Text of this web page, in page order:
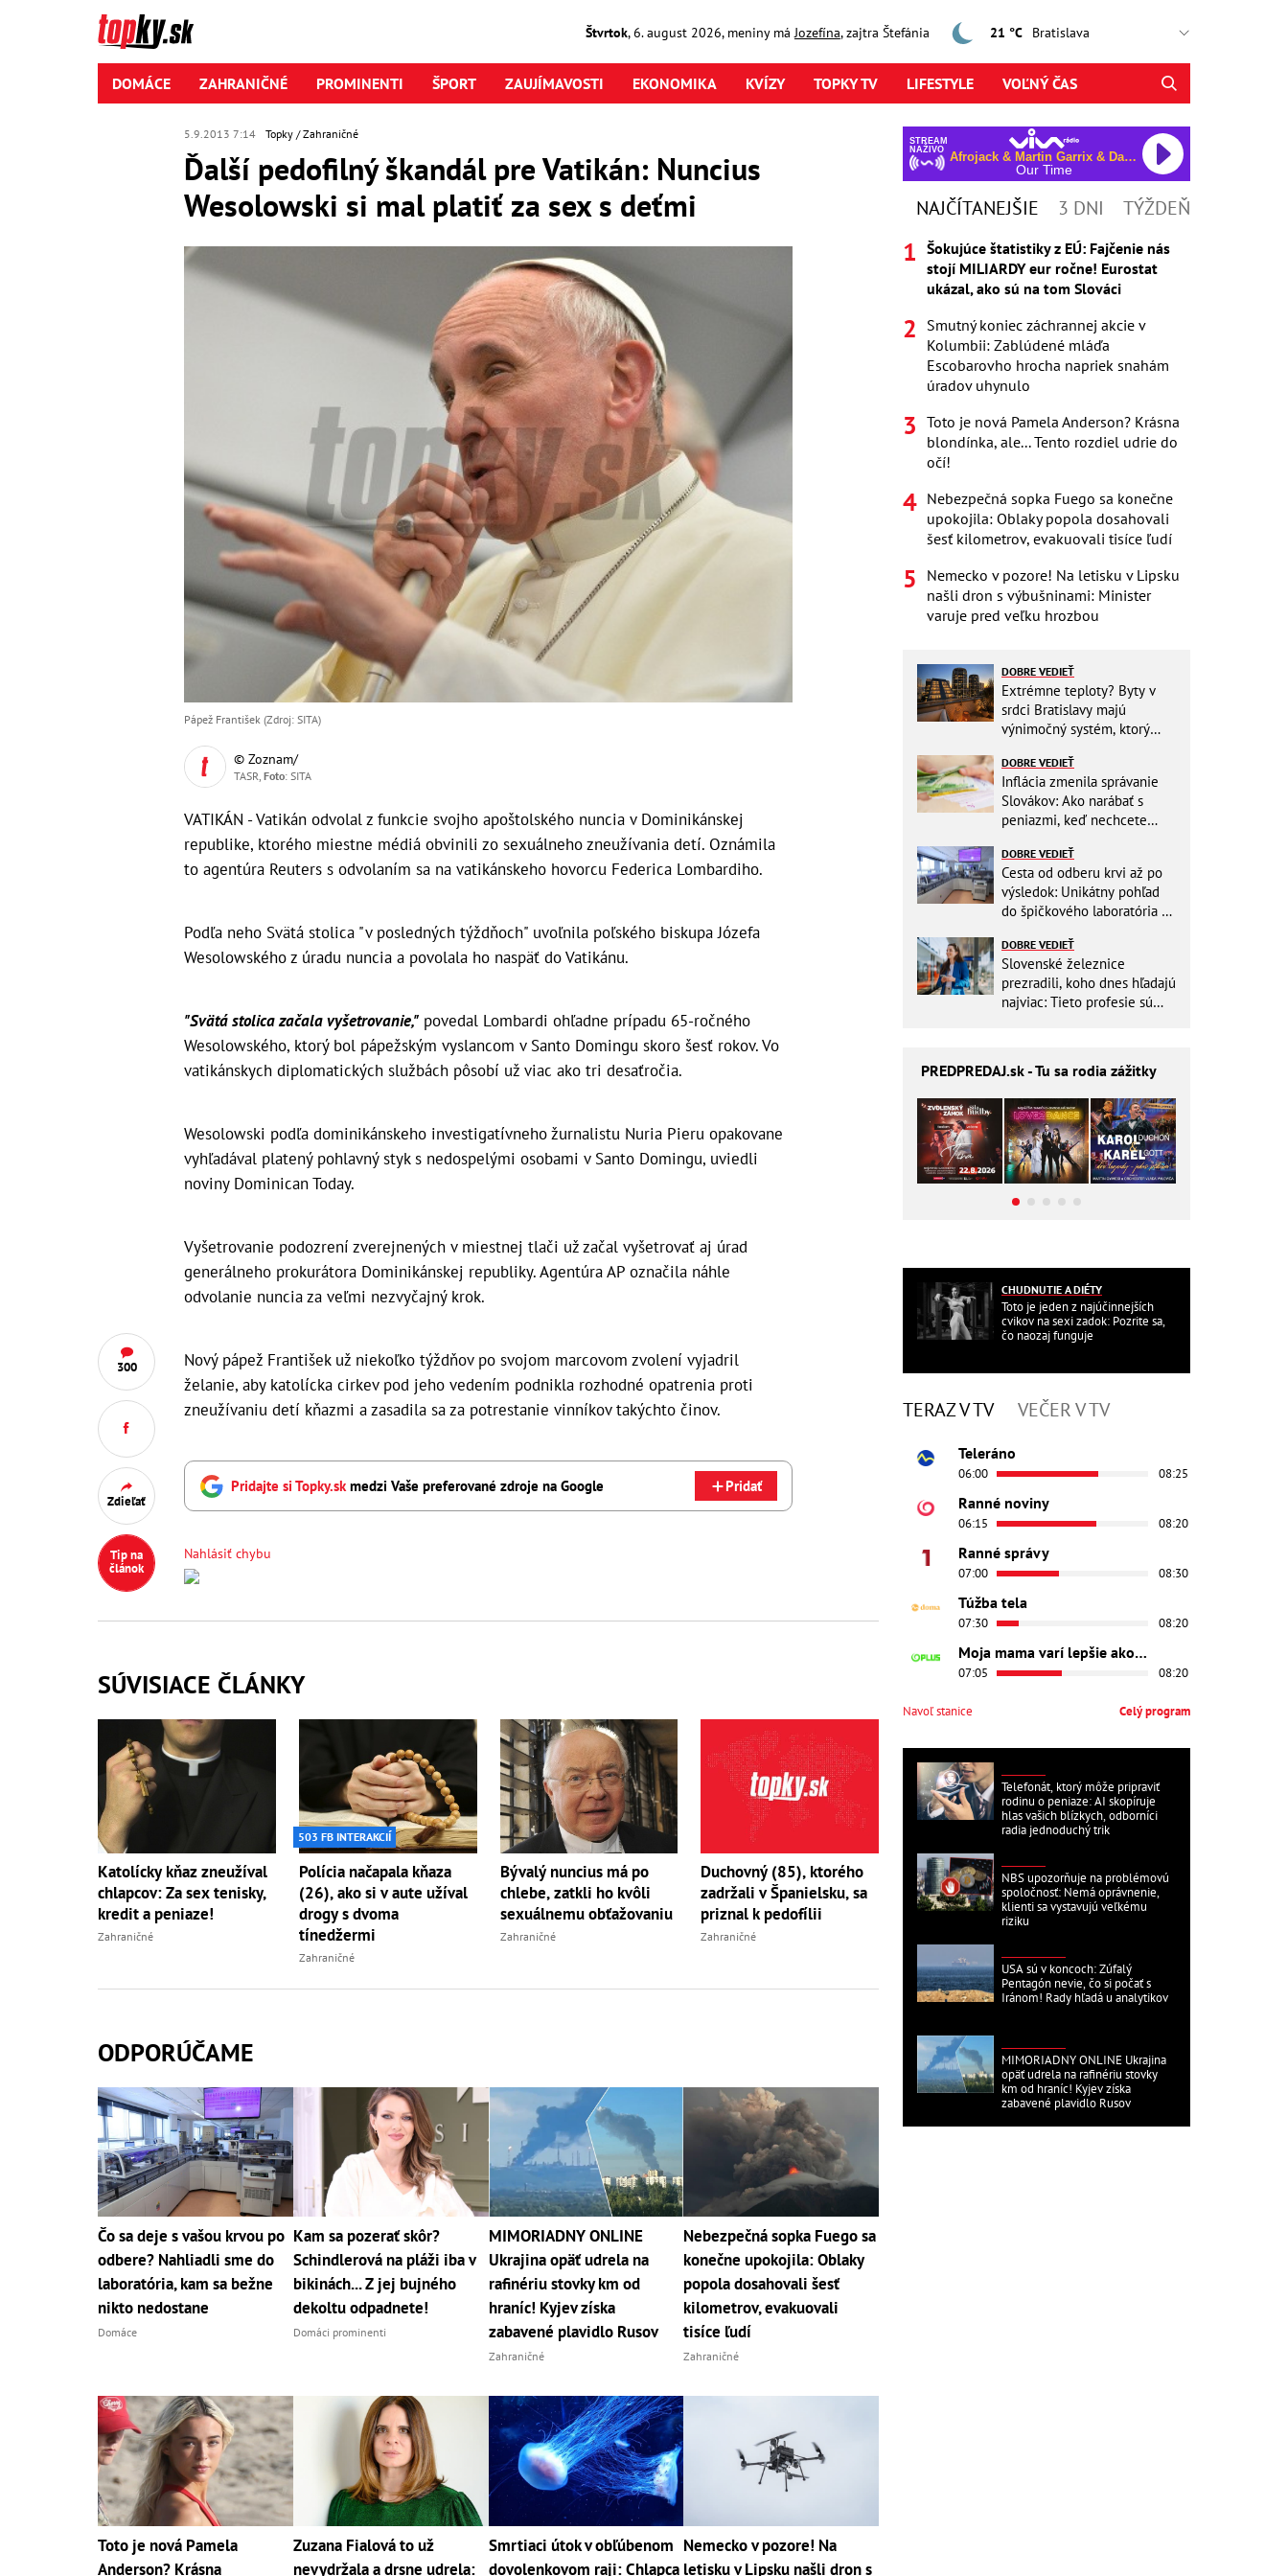
Štvrtok,6. august2026, meniny má Jozefína, zajtra Štefánia 21 °C
DOMÁCE ZAHRANIČNÉ PROMINENTI ŠPORT ZAUJÍMAVOSTI EKONOMIKA KVÍZY TOPKY TV LIFESTYLE VOĽNÝ ČAS
5.9.2013 7:14 Topky Zahraničné
Ďalší pedofilný škandál pre Vatikán: Nuncius
Wesolowski si mal platiť za sex s deťmi
300
Zdieľať
Tip na
článok
Pápež František (Zdroj: SITA)
© Zoznam/
TASR, Foto: SITA
VATIKÁN - Vatikán odvolal z funkcie svojho apoštolského nuncia v Dominikánskej
republike, ktorého miestne médiá obvinili zo sexuálneho zneužívania detí. Oznámila
to agentúra Reuters s odvolaním sa na vatikánskeho hovorcu Federica Lombardiho.
Podľa neho Svätá stolica "v posledných týždňoch" uvoľnila poľského biskupa Józefa
Wesolowského z úradu nuncia a povolala ho naspäť do Vatikánu.
"Svätá stolica začala vyšetrovanie," povedal Lombardi ohľadne prípadu 65-ročného
Wesolowského, ktorý bol pápežským vyslancom v Santo Domingu skoro šesť rokov. Vo
vatikánskych diplomatických službách pôsobí už viac ako tri desaťročia.
Wesolowski podľa dominikánskeho investigatívneho žurnalistu Nuria Pieru opakovane
vyhľadával platený pohlavný styk s nedospelými osobami v Santo Domingu, uviedli
noviny Dominican Today.
Vyšetrovanie podozrení zverejnených v miestnej tlači už začal vyšetrovať aj úrad
generálneho prokurátora Dominikánskej republiky. Agentúra AP označila náhle
odvolanie nuncia za veľmi nezvyčajný krok.
Nový pápež František už niekoľko týždňov po svojom marcovom zvolení vyjadril
želanie, aby katolícka cirkev pod jeho vedením podnikla rozhodné opatrenia proti
zneužívaniu detí kňazmi a zasadila sa za potrestanie vinníkov takýchto činov.
Pridajte si Topky.sk medzi Vaše preferované zdroje na Google Pridať
Nahlásiť chybu
SÚVISIACE ČLÁNKY
Katolícky kňaz zneužíval
chlapcov: Za sex tenisky,
kredit a peniaze!
Zahraničné
503 FB INTERAKCIÍ
Polícia načapala kňaza
(26), ako si v aute užíval
drogy s dvoma
tínedžermi
Zahraničné
Bývalý nuncius má po
chlebe, zatkli ho kvôli
sexuálnemu obťažovaniu
Zahraničné
Duchovný (85), ktorého
zadržali v Španielsku, sa
priznal k pedofílii
Zahraničné
ODPORÚČAME
Čo sa deje s vašou krvou po
odbere? Nahliadli sme do
laboratória, kam sa bežne
nikto nedostane
Domáce
Kam sa pozerať skôr?
Schindlerová na pláži iba v
bikinách... Z jej bujného
dekoltu odpadnete!
Domáci prominenti
MIMORIADNY ONLINE
Ukrajina opäť udrela na
rafinériu stovky km od
hraníc! Kyjev získa
zabavené plavidlo Rusov
Zahraničné
Nebezpečná sopka Fuego sa
konečne upokojila: Oblaky
popola dosahovali šesť
kilometrov, evakuovali
tisíce ľudí
Zahraničné
Toto je nová Pamela
Anderson? Krásna
Zuzana Fialová to už
nevydržala a drsne udrela:
Smrtiaci útok v obľúbenom
dovolenkovom raji: Chlapca
Nemecko v pozore! Na
letisku v Lipsku našli dron s
STREAM
NAŽIVO
Afrojack & Martin Garrix & David Guetta & Amél
Our Time
NAJČÍTANEJŠIE 3 DNI TÝŽDEŇ
Šokujúce štatistiky z EÚ: Fajčenie nás
stojí MILIARDY eur ročne! Eurostat
ukázal, ako sú na tom Slováci
Smutný koniec záchrannej akcie v
Kolumbii: Zablúdené mláďa
Escobarovho hrocha napriek snahám
úradov uhynulo
Toto je nová Pamela Anderson? Krásna
blondínka, ale... Tento rozdiel udrie do
očí!
Nebezpečná sopka Fuego sa konečne
upokojila: Oblaky popola dosahovali
šesť kilometrov, evakuovali tisíce ľudí
Nemecko v pozore! Na letisku v Lipsku
našli dron s výbušninami: Minister
varuje pred veľku hrozbou
DOBRE VEDIEŤ
Extrémne teploty? Byty v
srdci Bratislavy majú
výnimočný systém, ktorý
DOBRE VEDIEŤ
Inflácia zmenila správanie
Slovákov: Ako narábať s
peniazmi, keď nechcete
DOBRE VEDIEŤ
Cesta od odberu krvi až po
výsledok: Unikátny pohľad
do špičkového laboratória na
DOBRE VEDIEŤ
Slovenské železnice
prezradili, koho dnes hľadajú
najviac: Tieto profesie sú
PREDPREDAJ.sk - Tu sa rodia zážitky
CHUDNUTIE A DIÉTY
Toto je jeden z najúčinnejších
cvikov na sexi zadok: Pozrite sa,
čo naozaj funguje
TERAZ V TV VEČER V TV
Teleráno
06:00 08:25
Ranné noviny
06:15 08:20
Ranné správy
07:00 08:30
Túžba tela
07:30 08:20
Moja mama varí lepšie ako tvoja
07:05 08:20
Navoľ stanice Celý program
Telefonát, ktorý môže pripraviť
rodinu o peniaze: AI skopíruje
hlas vašich blízkych, odborníci
radia jednoduchý trik
NBS upozorňuje na problémovú
spoločnosť: Nemá oprávnenie,
klienti sa vystavujú veľkému
riziku
USA sú v koncoch: Zúfalý
Pentagón nevie, čo si počať s
Iránom! Rady hľadá u analytikov
MIMORIADNY ONLINE Ukrajina
opäť udrela na rafinériu stovky
km od hraníc! Kyjev získa
zabavené plavidlo Rusov